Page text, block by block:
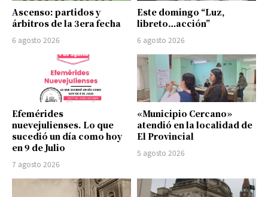
Ascenso: partidos y
árbitros de la 3era fecha
6 agosto 2026
Este domingo “Luz,
libreto…acción”
6 agosto 2026
Efemérides
nuevejulienses. Lo que
sucedió un día como hoy
en 9 de Julio
7 agosto 2026
«Municipio Cercano»
atendió en la localidad de
El Provincial
5 agosto 2026